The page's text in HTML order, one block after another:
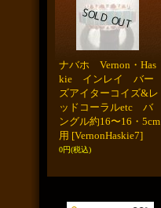
ナバホ Vernon・Has
kie インレイ バー
ズアイターコイズ&レ
ッドコーラルetc バ
ングル約16〜16・5cm
用 [VernonHaskie7]
0円(税込)